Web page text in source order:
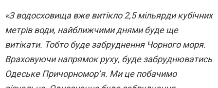
«З водосховища вже витікло 2,5 мільярди кубічних
метрів води, найближчими днями буде ще
витікати. Тобто буде забруднення Чорного моря.
Враховуючи напрямок руху, буде забруднюватись
Одеське Причорномор’я. Ми це побачимо